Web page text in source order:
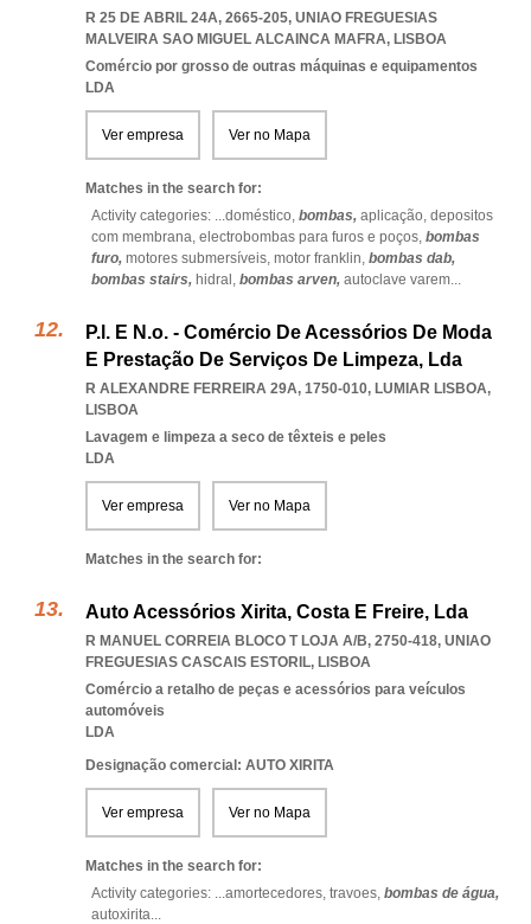
R 25 DE ABRIL 24A, 2665-205, UNIAO FREGUESIAS
MALVEIRA SAO MIGUEL ALCAINCA MAFRA, LISBOA
Comércio por grosso de outras máquinas e equipamentos
LDA
Ver empresa Ver no Mapa
Matches in the search for:
Activity categories: ...doméstico, bombas, aplicação, depositos
com membrana, electrobombas para furos e poços, bombas
furo, motores submersíveis, motor franklin, bombas dab,
bombas stairs, hidral, bombas arven, autoclave varem...
P.l. E N.o. - Comércio De Acessórios De Moda
E Prestação De Serviços De Limpeza, Lda
R ALEXANDRE FERREIRA 29A, 1750-010, LUMIAR LISBOA,
LISBOA
Lavagem e limpeza a seco de têxteis e peles
LDA
Ver empresa Ver no Mapa
Matches in the search for:
Auto Acessórios Xirita, Costa E Freire, Lda
R MANUEL CORREIA BLOCO T LOJA A/B, 2750-418, UNIAO
FREGUESIAS CASCAIS ESTORIL, LISBOA
Comércio a retalho de peças e acessórios para veículos
automóveis
LDA
Designação comercial: AUTO XIRITA
Ver empresa Ver no Mapa
Matches in the search for:
Activity categories: ...amortecedores, travoes, bombas de água,
autoxirita...